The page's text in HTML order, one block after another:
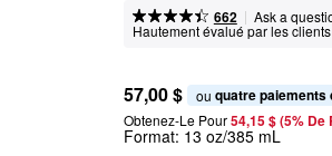
662 | Ask a
Hautement évalué par les
57,00 $ ou quatre paiements
Obtenez-Le Pour54,15 $ (5% De
Format: 13 oz/385 mL